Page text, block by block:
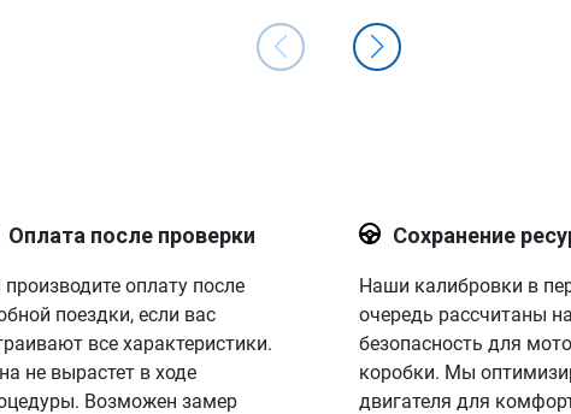
Оплата после проверки
оплату после
поездки, если вас
все характеристики.
не вырастет в ходе
Возможен замер
Сохранение
Наши калибровки в
очередь рассчитаны на
безопасность для
коробки. Мы
двигателя для